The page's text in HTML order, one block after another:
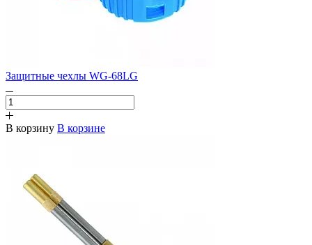
Защитные чехлы WG-68LG
В корзину В корзине